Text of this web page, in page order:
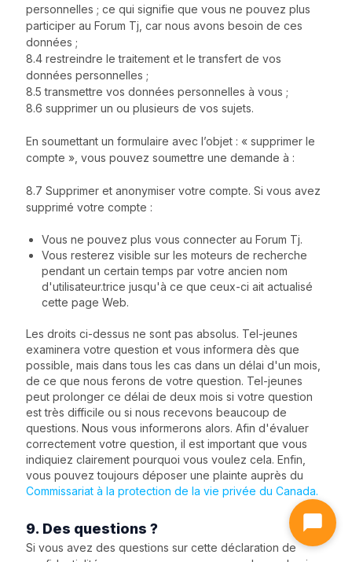
personnelles ; ce qui signifie que vous ne pouvez plus
participer au Forum Tj, car nous avons besoin de ces
données ;
8.4 restreindre le traitement et le transfert de vos
données personnelles ;
8.5 transmettre vos données personnelles à vous ;
8.6 supprimer un ou plusieurs de vos sujets.
En soumettant un formulaire avec l’objet : « supprimer le
compte », vous pouvez soumettre une demande à :
8.7 Supprimer et anonymiser votre compte. Si vous avez
supprimé votre compte :
Vous ne pouvez plus vous connecter au Forum Tj.
Vous resterez visible sur les moteurs de recherche
pendant un certain temps par votre ancien nom
d'utilisateur.trice jusqu'à ce que ceux-ci ait actualisé
cette page Web.
Les droits ci-dessus ne sont pas absolus. Tel-jeunes
examinera votre question et vous informera dès que
possible, mais dans tous les cas dans un délai d'un mois,
de ce que nous ferons de votre question. Tel-jeunes
peut prolonger ce délai de deux mois si votre question
est très difficile ou si nous recevons beaucoup de
questions. Nous vous informerons alors. Afin d'évaluer
correctement votre question, il est important que vous
indiquiez clairement pourquoi vous voulez cela. Enfin,
vous pouvez toujours déposer une plainte auprès du
Commissariat à la protection de la vie privée du Canada.
9. Des questions ?
Si vous avez des questions sur cette déclaration de